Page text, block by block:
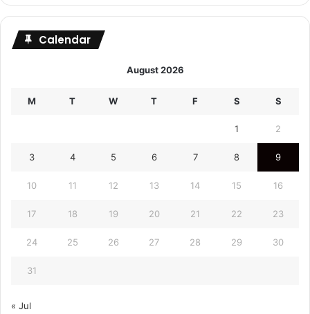
Calendar
August 2026
M T W T F S S
1 2
3 4 5 6 7 8 9
10 11 12 13 14 15 16
17 18 19 20 21 22 23
24 25 26 27 28 29 30
31
« Jul